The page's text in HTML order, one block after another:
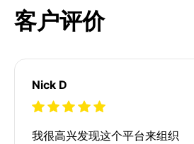
客户评价
Nick D
我很高兴发现这个平台来组织